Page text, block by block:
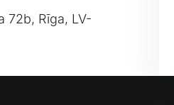
72b, Rīga, LV-